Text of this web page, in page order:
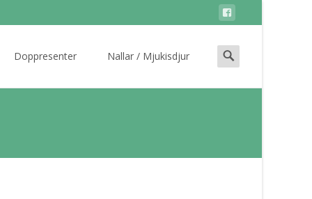
Doppresenter Nallar / Mjukisdjur
Search
for: